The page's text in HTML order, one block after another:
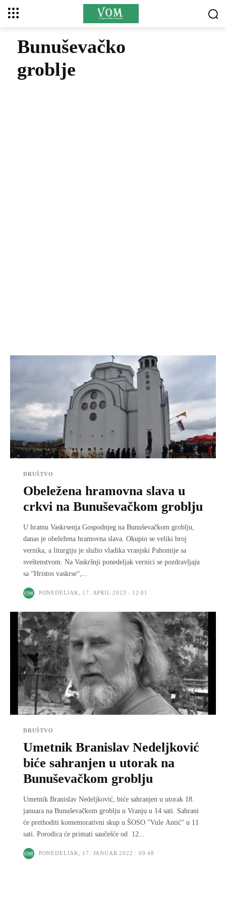
Bunuševačko
groblje
DRUŠTVO
Obeležena hramovna slava u
crkvi na Bunuševačkom groblju
U hramu Vaskrsenja Gospodnjeg na Bunuševačkom groblјu,
danas je obeležena hramovna slava. Okupio se veliki broj
vernika, a liturgiju je služio vladika vranjski Pahomije sa
sveštenstvom. Na Vaskršnji ponedelјak vernici se pozdravlјaju
sa “Hristos vaskrse“,...
PONEDELJAK, 17. APRIL 2023 : 12:01
DRUŠTVO
Umetnik Branislav Nedeljković
biće sahranjen u utorak na
Bunuševačkom groblju
Umetnik Branislav Nedeljković, biće sahranjen u utorak 18.
januara na Bunuševačkom groblju u Vranju u 14 sati. Sahrani
će prethoditi komemorativni skup u ŠOSO "Vule Antić" u 11
sati. Porodica će primati saučešće od 12...
PONEDELJAK, 17. JANUAR 2022 : 09:48